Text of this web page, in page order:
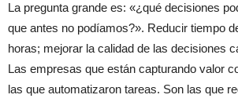
La pregunta grande es: «¿qué decisiones
que antes no podíamos?». Reducir tiempo
horas; mejorar la calidad de las decisiones
Las empresas que están capturando valor
las que automatizaron tareas. Son las que